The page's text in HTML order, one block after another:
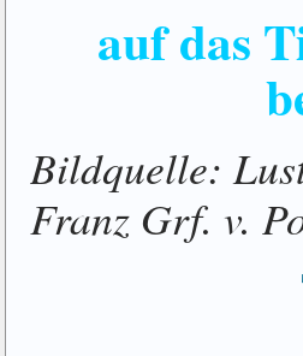
auf das
Bildquelle:
Franz Grf. v.